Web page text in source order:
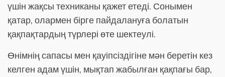
үшін жақсы техниканы қажет етеді. Сонымен
қатар, олармен бірге пайдалануға болатын
қақпақтардың түрлері өте шектеулі.
Өнімнің сапасы мен қауіпсіздігіне мән беретін кез
келген адам үшін, мықтап жабылған қақпағы бар,